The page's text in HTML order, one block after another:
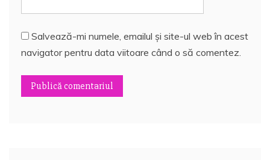
Salvează-mi numele, emailul și site-ul web în acest
navigator pentru data viitoare când o să comentez.